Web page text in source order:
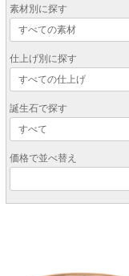
素材別に探す
仕上げ別に探す
誕生石で探す
価格で並べ替え